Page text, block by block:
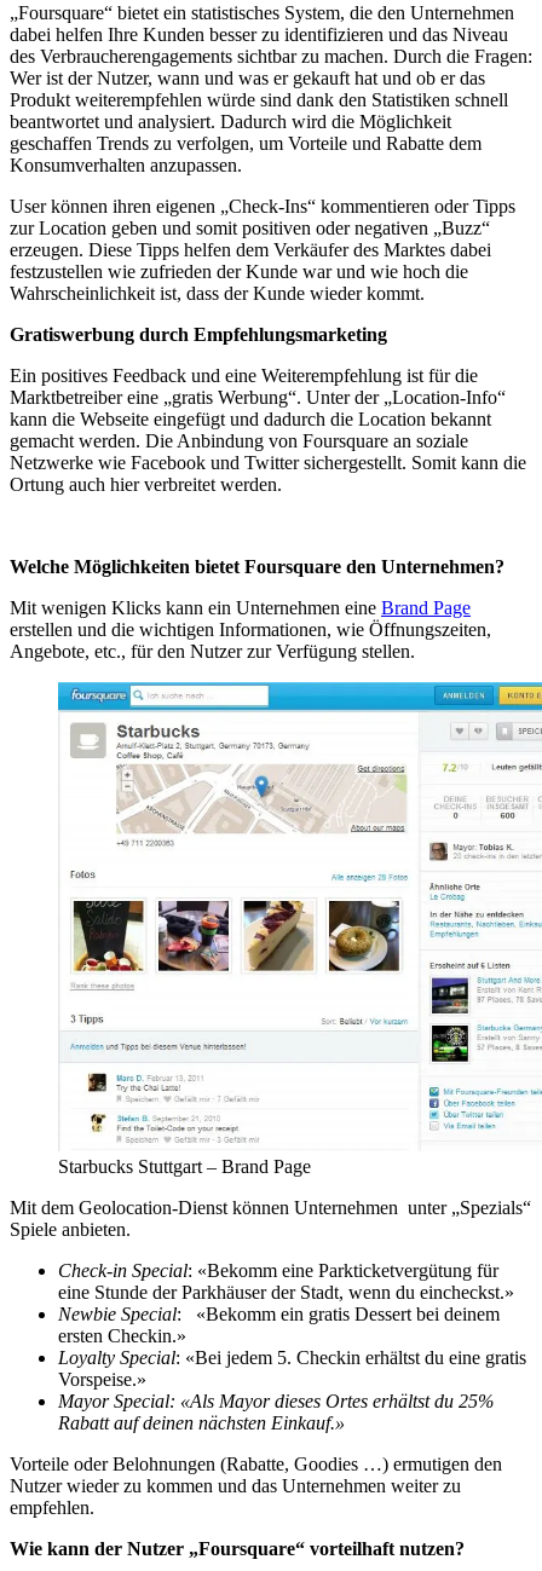
„Foursquare“ bietet ein statistisches System, die den Unternehmen
dabei helfen Ihre Kunden besser zu identifizieren und das Niveau
des Verbraucherengagements sichtbar zu machen. Durch die Fragen:
Wer ist der Nutzer, wann und was er gekauft hat und ob er das
Produkt weiterempfehlen würde sind dank den Statistiken schnell
beantwortet und analysiert. Dadurch wird die Möglichkeit
geschaffen Trends zu verfolgen, um Vorteile und Rabatte dem
Konsumverhalten anzupassen.
User können ihren eigenen „Check-Ins“ kommentieren oder Tipps
zur Location geben und somit positiven oder negativen „Buzz“
erzeugen. Diese Tipps helfen dem Verkäufer des Marktes dabei
festzustellen wie zufrieden der Kunde war und wie hoch die
Wahrscheinlichkeit ist, dass der Kunde wieder kommt.
Gratiswerbung durch Empfehlungsmarketing
Ein positives Feedback und eine Weiterempfehlung ist für die
Marktbetreiber eine „gratis Werbung“. Unter der „Location-Info“
kann die Webseite eingefügt und dadurch die Location bekannt
gemacht werden. Die Anbindung von Foursquare an soziale
Netzwerke wie Facebook und Twitter sichergestellt. Somit kann die
Ortung auch hier verbreitet werden.
Welche Möglichkeiten bietet Foursquare den Unternehmen?
Mit wenigen Klicks kann ein Unternehmen eine Brand Page
erstellen und die wichtigen Informationen, wie Öffnungszeiten,
Angebote, etc., für den Nutzer zur Verfügung stellen.
Starbucks Stuttgart – Brand Page
Mit dem Geolocation-Dienst können Unternehmen unter „Spezials“
Spiele anbieten.
Check-in Special: «Bekomm eine Parkticketvergütung für
eine Stunde der Parkhäuser der Stadt, wenn du eincheckst.»
Newbie Special: «Bekomm ein gratis Dessert bei deinem
ersten Checkin.»
Loyalty Special: «Bei jedem 5. Checkin erhältst du eine gratis
Vorspeise.»
Mayor Special: «Als Mayor dieses Ortes erhältst du 25%
Rabatt auf deinen nächsten Einkauf.»
Vorteile oder Belohnungen (Rabatte, Goodies …) ermutigen den
Nutzer wieder zu kommen und das Unternehmen weiter zu
empfehlen.
Wie kann der Nutzer „Foursquare“ vorteilhaft nutzen?